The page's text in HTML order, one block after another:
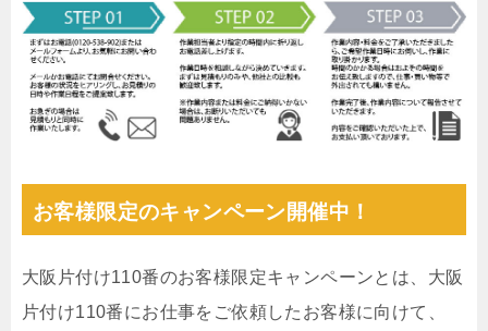
お客様限定のキャンペーン開催中！
大阪片付け110番のお客様限定キャンペーンとは、大阪
片付け110番にお仕事をご依頼したお客様に向けて、